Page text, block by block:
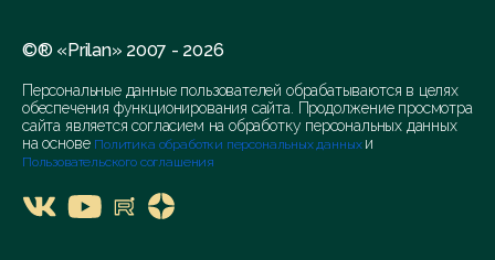
©® «Prilan» 2007 - 2026
Персональные данные пользователей обрабатываются в целях
обеспечения функционирования сайта. Продолжение просмотра
сайта является согласием на обработку персональных данных
на основе Политика обработки персональных данных и
Пользовательского соглашения